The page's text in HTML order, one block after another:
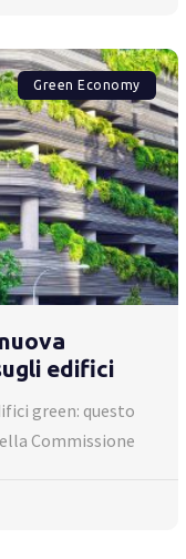
Green Economy
edifici
green: questo
Commissione